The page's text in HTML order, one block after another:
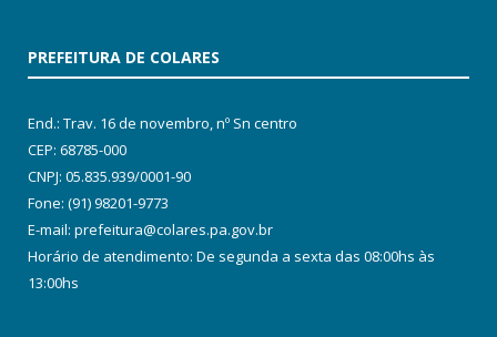
PREFEITURA DE COLARES
End.: Trav. 16 de novembro, nº Sn centro
CEP: 68785-000
CNPJ: 05.835.939/0001-90
Fone: (91) 98201-9773
E-mail: prefeitura@colares.pa.gov.br
Horário de atendimento: De segunda a sexta das 08:00hs às
13:00hs